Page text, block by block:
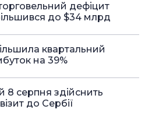
дефіцит
до $34 млрд
квартальний
на 39%
8 серпня здійснить
до Сербії